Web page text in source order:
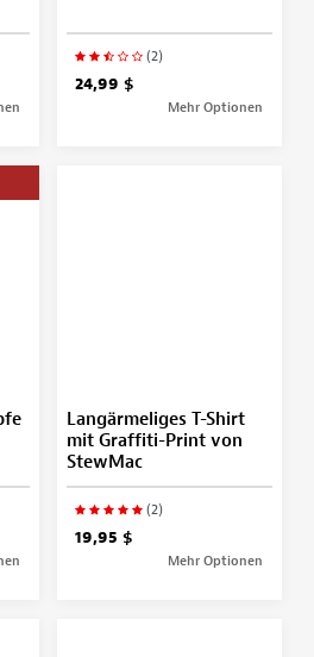
(2)
24,99 $
Mehr Optionen
Langärmeliges T-Shirt
mit Graffiti-Print von
StewMac
(2)
19,95 $
Mehr Optionen